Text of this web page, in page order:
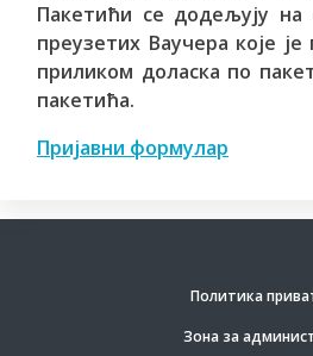
Пакетићи се додељују на
преузетих Ваучера које
приликом доласка по
пакетића.
Пријавни формулар
Политика
Зона за